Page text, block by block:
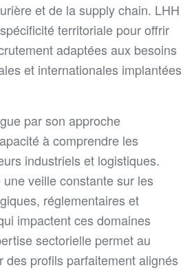
et de la supply chain. LHH
territoriale pour offrir
adaptées aux besoins
et internationales implantées
par son approche
à comprendre les
industriels et logistiques.
veille constante sur les
réglementaires et
impactent ces domaines
sectorielle permet au
des profils parfaitement alignés